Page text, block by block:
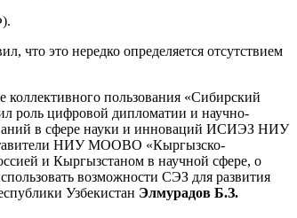
что это нередко определяется отсутствием
пользования «Сибирский
роль цифровой дипломатии и научно-
в сфере науки и инноваций ИСИЭЗ НИУ
НИУ МООВО «Кыргызско-
и Кыргызстаном в научной сфере, о
возможности СЭЗ для развития
Узбекистан Элмурадов Б.З.